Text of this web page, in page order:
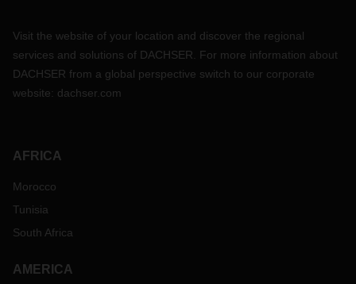
Visit the website of your location and discover the regional
services and solutions of DACHSER. For more information about
DACHSER from a global perspective switch to our corporate
website: dachser.com
AFRICA
Morocco
Tunisia
South Africa
AMERICA